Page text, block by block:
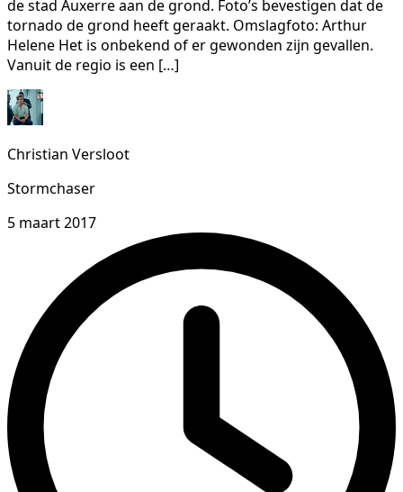
de stad Auxerre aan de grond. Foto’s bevestigen dat de
tornado de grond heeft geraakt. Omslagfoto: Arthur
Helene Het is onbekend of er gewonden zijn gevallen.
Vanuit de regio is een […]
Christian Versloot
Stormchaser
5 maart 2017